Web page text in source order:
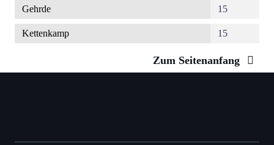
Gehrde 15
Kettenkamp 15
Zum Seitenanfang